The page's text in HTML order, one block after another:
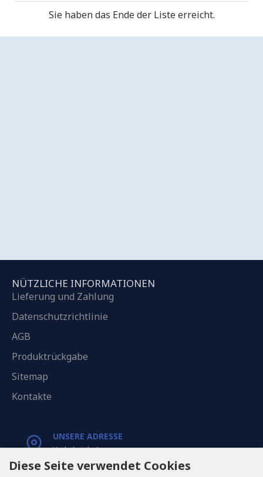
Sie haben das Ende der Liste erreicht.
NÜTZLICHE INFORMATIONEN
Lieferung und Zahlung
Datenschutzrichtlinie
AGB
Produktrückgabe
Sitemap
Kontakte
UNSERE ADRESSE
Varkaļu iela 1,
Riga, Latvia, LV1067
Diese Seite verwendet Cookies